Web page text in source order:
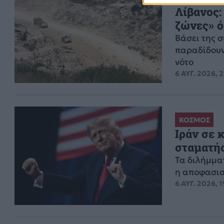
Λίβανος:
ζώνες»
Βάσει της
νότο
6 ΑΥΓ. 2026,
ΚΟΣΜΟΣ
Ιράν σε
Τα
η
6 ΑΥΓ. 2026,